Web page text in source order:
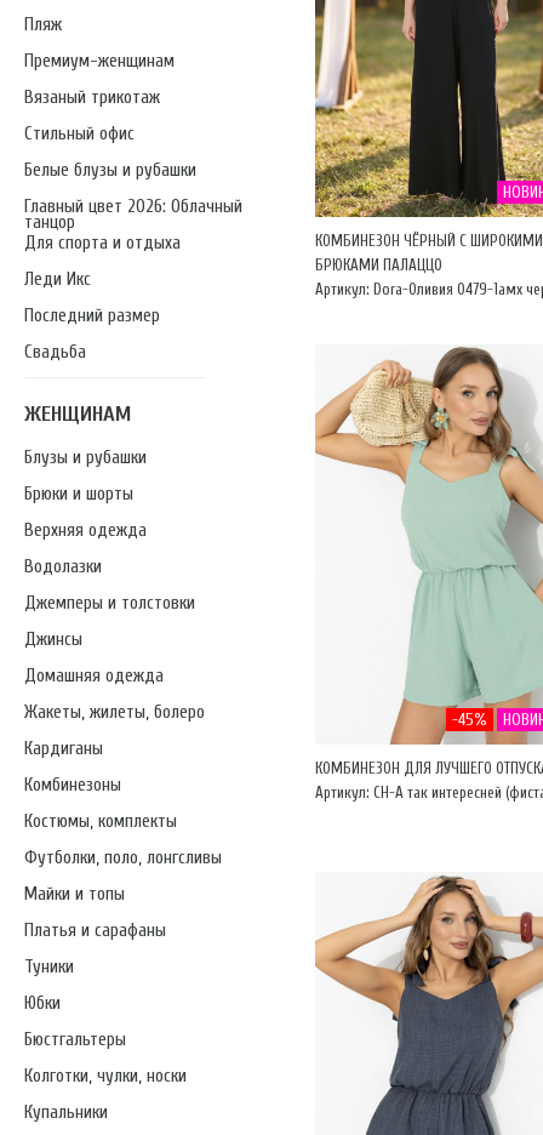
Пляж
Премиум-женщинам
Вязаный трикотаж
Стильный офис
Белые блузы и рубашки
Главный цвет 2026: Облачный
танцор
Для спорта и отдыха
Леди Икс
Последний размер
Свадьба
ЖЕНЩИНАМ
Блузы и рубашки
Брюки и шорты
Верхняя одежда
Водолазки
Джемперы и толстовки
Джинсы
Домашняя одежда
Жакеты, жилеты, болеро
Кардиганы
Комбинезоны
Костюмы, комплекты
Футболки, поло, лонгсливы
Майки и топы
Платья и сарафаны
Туники
Юбки
Бюстгальтеры
Колготки, чулки, носки
Купальники
КОМБИНЕЗОН ЧЁРНЫЙ С ШИРОКИМИ
БРЮКАМИ ПАЛАЦЦО
Артикул: Dora-Оливия 0479-1амх
-45%
КОМБИНЕЗОН ДЛЯ ЛУЧШЕГО
Артикул: CH-А так интересней